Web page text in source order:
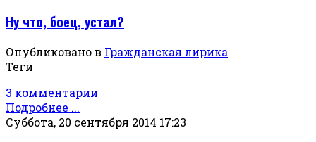
Ну что, боец, устал?
Опубликовано в Гражданская лирика
Теги
3 комментарии
Подробнее ...
Суббота, 20 сентября 2014 17:23